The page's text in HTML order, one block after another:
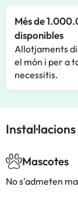
Més de
disponibles
Allotjaments
el món i per a
necessitis.
Mascotes
No s'admeten